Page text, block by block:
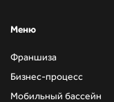
Mеню
Франшиза
Бизнес-процесс
Мобильный бассейн